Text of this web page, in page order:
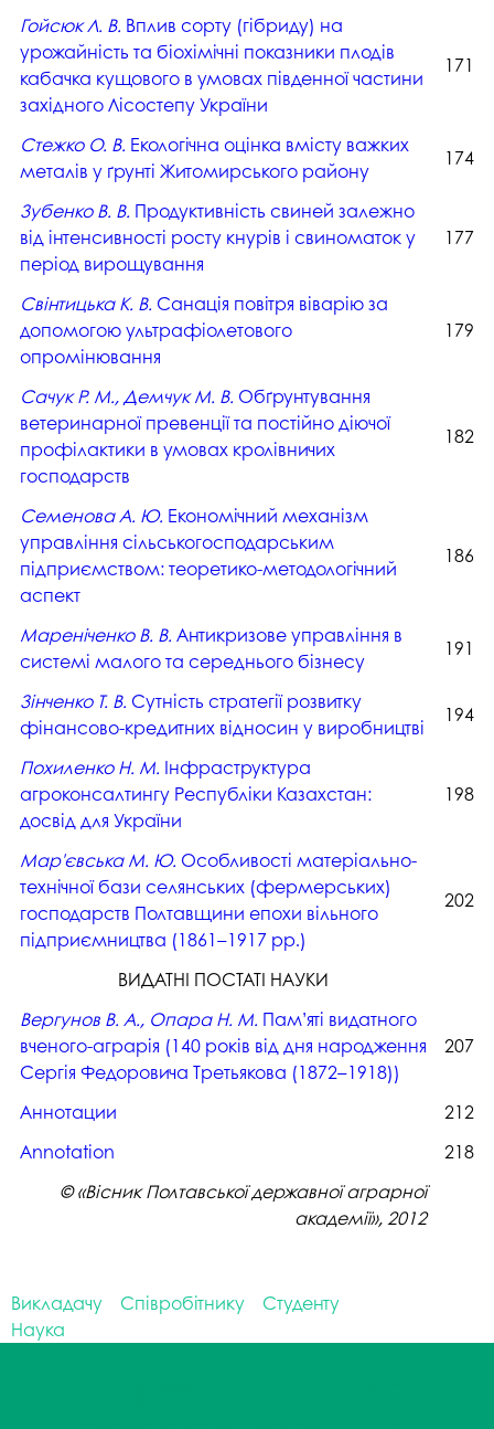
Гойсюк Л. В. Вплив сорту (гібриду) на
урожайність та біохімічні показники плодів
кабачка кущового в умовах південної частини
західного Лісостепу України
171
Стежко О. В. Екологічна оцінка вмісту важких
металів у ґрунті Житомирського району
174
Зубенко В. В. Продуктивність свиней залежно
від інтенсивності росту кнурів і свиноматок у
період вирощування
177
Свінтицька К. В. Санація повітря віварію за
допомогою ультрафіолетового
опромінювання
179
Сачук Р. М., Демчук М. В. Обґрунтування
ветеринарної превенції та постійно діючої
профілактики в умовах кролівничих
господарств
182
Семенова А. Ю. Економічний механізм
управління сільськогосподарським
підприємством: теоретико-методологічний
аспект
186
Мареніченко В. В. Антикризове управління в
системі малого та середнього бізнесу
191
Зінченко Т. В. Сутність стратегії розвитку
фінансово-кредитних відносин у виробництві
194
Похиленко Н. М. Інфраструктура
агроконсалтингу Республіки Казахстан:
досвід для України
198
Мар'євська М. Ю. Особливості матеріально-
технічної бази селянських (фермерських)
господарств Полтавщини епохи вільного
підприємництва (1861–1917 рр.)
202
ВИДАТНІ ПОСТАТІ НАУКИ
Вергунов В. А., Опара Н. М. Пам’яті видатного
вченого-аграрія (140 років від дня народження
Сергія Федоровича Третьякова (1872–1918))
207
Аннотации
212
Аnnotation
218
© «Вісник Полтавської державної аграрної
академії», 2012
Викладачу Співробітнику
Студенту
Наука